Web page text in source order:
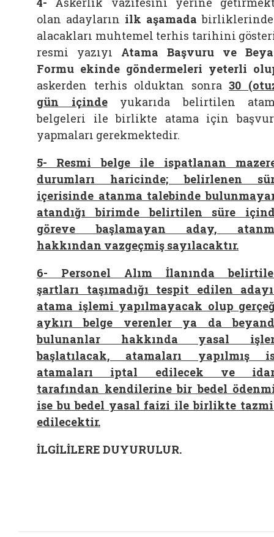
olan adayların ilk aşamada
alacakları muhtemel terhis tarihini
resmi yazıyı
Atama Başvuru ve
Formu ekinde göndermeleri yeterli
askerden terhis olduktan sonra 30
gün içinde
yukarıda belirtilen
belgeleri ile birlikte atama için
yapmaları gerekmektedir.
5- Resmi belge ile ispatlanan
durumları haricinde; belirlenen
içerisinde atanma talebinde
atandığı birimde belirtilen süre
göreve başlamayan aday,
hakkından vazgeçmiş sayılacaktır.
6-
Personel Alım İlanında
şartları taşımadığı tespit edilen
atama işlemi yapılmayacak olup
aykırı belge verenler ya da
bulunanlar hakkında yasal
başlatılacak, atamaları yapılmış
atamaları iptal edilecek ve
tarafından kendilerine bir bedel
ise bu bedel yasal faizi ile birlikte
edilecektir.
İLGİLİLERE DUYURULUR.